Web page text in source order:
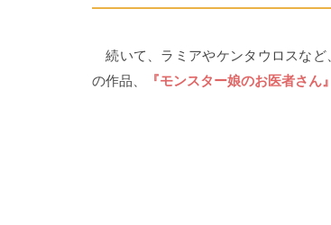
続いて、ラミアやケンタウロスなど
の作品、
『モンスター娘のお医者さん』